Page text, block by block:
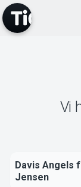
Vi
Davis Angels
Jensen